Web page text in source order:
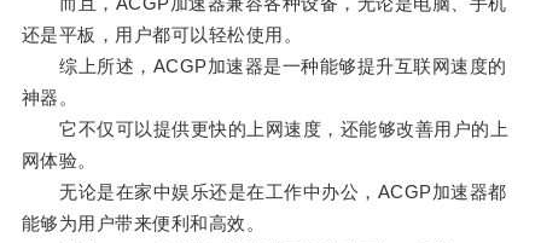
还是平板，用户都可以轻松使用。
综上所述，ACGP加速器是一种能够提升互联网速度的
神器。
它不仅可以提供更快的上网速度，还能够改善用户的上
网体验。
无论是在家中娱乐还是在工作中办公，ACGP加速器都
能够为用户带来便利和高效。